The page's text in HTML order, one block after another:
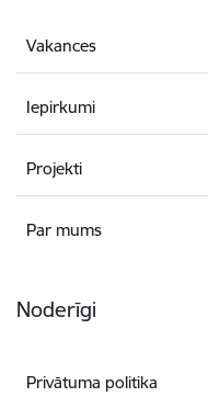
Vakances
Iepirkumi
Projekti
Par mums
Noderīgi
Privātuma politika